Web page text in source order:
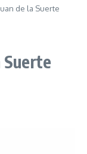
de la Suerte
Suerte